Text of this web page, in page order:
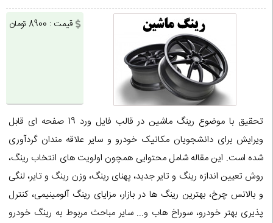
قیمت : 8900 تومان
تحقیق با موضوع رینگ ماشین در قالب فایل ورد 19 صفحه ای قابل
ویرایش برای دانشجویان مکانیک خودرو و سایر علاقه مندان گردآوری
شده است. این مقاله شامل محتوایی همچون اولویت های انتخاب رینگ،
روش تعیین اندازه رینگ و تایر جدید، پهنای رینگ، وزن رینگ و تایر، لنگی
و بالانس چرخ، بهترین رینگ ها در بازار، مزایای رینگ آلومینیمی، کنترل
پذیری بهتر خودرو، سوراخ هاب و... سایر مباحث مربوط به رینگ خودرو